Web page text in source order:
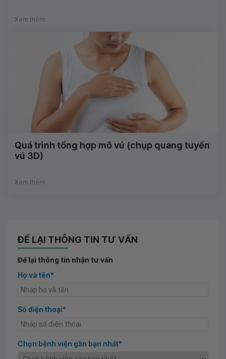
Xem thêm
Quá trình tổng hợp mô vú (chụp quang tuyến
vú 3D)
Xem thêm
ĐỂ LẠI THÔNG TIN TƯ VẤN
Để lại thông tin nhận tư vấn
Họ và tên*
Số điện thoại*
Chọn bệnh viện gần bạn nhất*